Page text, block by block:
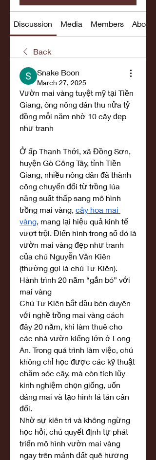
Discussion Media Members About
Back
Snake Boon
March 27, 2025
Vườn mai vàng tuyệt mỹ tại Tiền
Giang, ông nông dân thu nửa tỷ
đồng mỗi năm nhờ 10 cây đẹp
như tranh
Ở ấp Thạnh Thới, xã Đồng Sơn,
huyện Gò Công Tây, tỉnh Tiền
Giang, nhiều nông dân đã thành
công chuyển đổi từ trồng lúa
năng suất thấp sang mô hình
trồng mai vàng, cây hoa mai
vàng, mang lại hiệu quả kinh tế
vượt trội. Điển hình trong số đó là
vườn mai vàng đẹp như tranh
của chú Nguyễn Văn Kiên
(thường gọi là chú Tư Kiên).
Hành trình 20 năm “gắn bó” với
mai vàng
Chú Tư Kiên bắt đầu bén duyên
với nghề trồng mai vàng cách
đây 20 năm, khi làm thuê cho
các nhà vườn kiểng lớn ở Long
An. Trong quá trình làm việc, chú
không chỉ học được các kỹ thuật
chăm sóc cây, mà còn tích lũy
kinh nghiệm chọn giống, uốn
dáng mai và tạo hình lá tán cân
đối.
Nhờ sự kiên trì và không ngừng
học hỏi, chú quyết định tự phát
triển mô hình vườn mai vàng
ngay trên mảnh đất quê hương